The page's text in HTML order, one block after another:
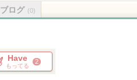
ブログ (0)
Have
もってる
2